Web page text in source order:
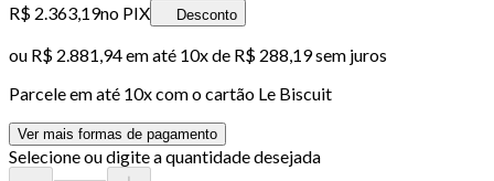
R$ 2.363,19no PIX Desconto
ou R$ 2.881,94em até 10x de R$ 288,19 sem juros
Parcele em até 10x com o cartão Le Biscuit
Ver mais formas de pagamento
Selecione ou digite a quantidade desejada